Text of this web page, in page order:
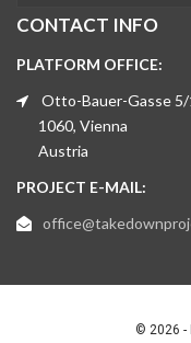
CONTACT INFO
PLATFORM OFFICE:
Otto-Bauer-Gasse
1060, Vienna
Austria
PROJECT E-MAIL:
© 2026 -